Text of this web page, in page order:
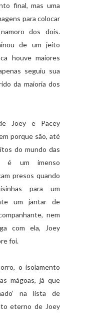
final, mas uma
para colocar
dos dois.
de um jeito
houve maiores
seguiu sua
da maioria dos
Joey e Pacey
porque são, até
do mundo das
é um imenso
presos quando
para um
um jantar de
nem
com ela, Joey
foi.
o isolamento
mágoas, já que
na lista de
eterno de Joey